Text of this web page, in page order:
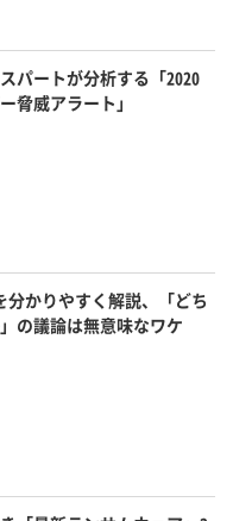
パートが分析する「2020
脅威アラート」
分かりやすく解説、「どち
の議論は無意味なワケ